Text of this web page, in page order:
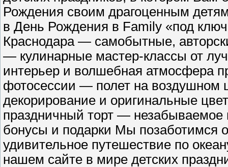
Рождения cвоим драгоценным
в День Рождения в Family «под
Краснодара — самобытные,
— кулинарные мастер-классы от
интерьер и волшебная атмосфера
фотосессии — полет на
декорирование и оригинальные
праздничный торт —
бонусы и подарки Мы позаботимся
удивительное путешествие по
нашем сайте в мире детских